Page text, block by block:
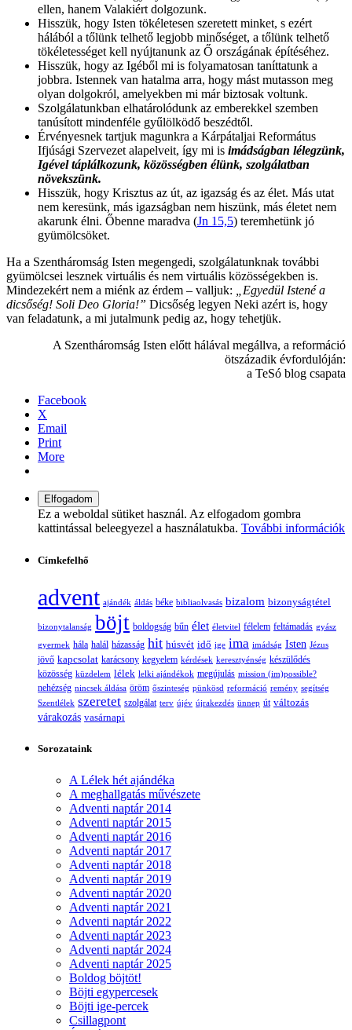
ellen, hanem Valakiért dolgozunk.
Hisszük, hogy Isten tökéletesen szeretett minket, s ezért
hálából a tőlünk telhető legjobb minőséget, a tőlünk telhető
tökéletességet kell nyújtanunk az Ő országának építéséhez.
Hisszük, hogy az Igéből mi is folyamatosan taníttatunk a
jobbra. Istennek van hatalma arra, hogy mást mutasson meg
olyan dolgokról, amelyekben mi már biztosak voltunk.
Szolgálatunkban elhatárolódunk az emberekkel szemben
tanúsított mindenféle gyűlölködő beszédtől.
Érvényesnek tartjuk magunkra a Kárpátaljai Református
Ifjúsági Szervezet alapelveit, így mi is imádságban lélegzünk,
Igével táplálkozunk, közösségben élünk, szolgálatban
növekszünk.
Hisszük, hogy Krisztus az út, az igazság és az élet. Más utat
nem keresünk, más igazságban nem hiszünk, más életet nem
akarunk élni. Őbenne maradva (Jn 15,5) teremhetünk jó
gyümölcsöket.
Ha a Szentháromság Isten megengedi, szolgálatunknak további
gyümölcsei lesznek virtuális és nem virtuális közösségekben is.
Mindezekért nem a miénk az érdem – valljuk:
„Egyedül Istené a
dicsőség! Soli Deo Gloria!” Dicsőség legyen Neki azért is, hogy
van feladatunk, a mi jutalmunk pedig az, hogy tehetjük.
A Szentháromság Isten előtt hálával megállva, a reformáció
ötszázadik évfordulóján:
a TeSó blog csapata
Facebook
X
Email
Print
More
Ez a weboldal sütiket használ. Az elfogadom gombra
kattintással beleegyezel a használatukba. További információk
Címkefelhő
advent ajándék áldás béke bibliaolvasás bizalom bizonyságtétel
bizonytalanság böjt boldogság bűn élet életvitel félelem feltámadás gyász
gyermek hála halál házasság hit húsvét idő ige ima imádság Isten Jézus
jövő kapcsolat karácsony kegyelem kérdések keresztyénség készülődés
közösség küzdelem lélek lelki ajándékok megújulás mission (im)possible?
nehézség nincsek áldása öröm őszinteség pünkösd reformáció remény segítség
Szentlélek szeretet szolgálat terv újév újrakezdés ünnep út változás
várakozás vasárnapi
Sorozataink
A Lélek hét ajándéka
A meghallgatás művészete
Adventi naptár 2014
Adventi naptár 2015
Adventi naptár 2016
Adventi naptár 2017
Adventi naptár 2018
Adventi naptár 2019
Adventi naptár 2020
Adventi naptár 2021
Adventi naptár 2022
Adventi naptár 2023
Adventi naptár 2024
Adventi naptár 2025
Boldog böjtöt!
Böjti egypercesek
Böjti ige-percek
Csillagpont